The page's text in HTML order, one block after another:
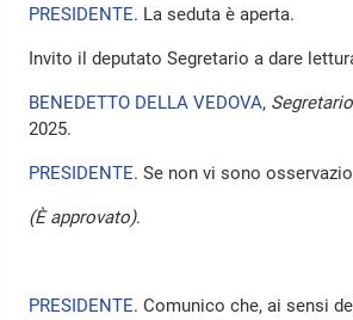
PRESIDENTE. La seduta è aperta.
Invito il deputato Segretario a dare
BENEDETTO DELLA VEDOVA, Segretario
2025.
PRESIDENTE. Se non vi sono
(È approvato).
PRESIDENTE. Comunico che, ai sensi